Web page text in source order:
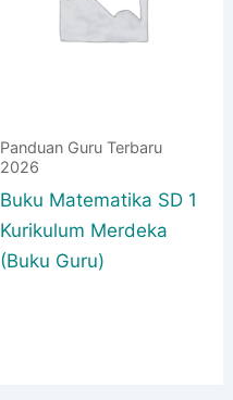
Panduan Guru Terbaru
2026
Buku Matematika SD 1
Kurikulum Merdeka
(Buku Guru)